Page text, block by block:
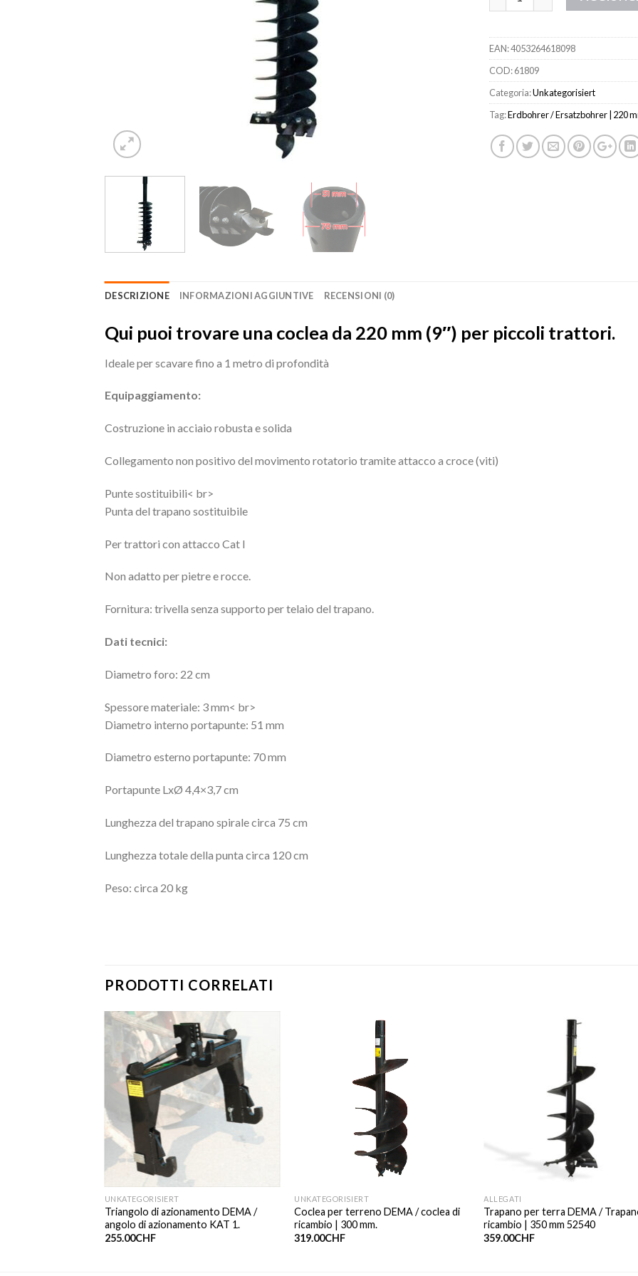
EAN:4053264618098
COD:61809
Categoria:Unkategorisiert
Tag:Erdbohrer / Ersatzbohrer | 220
DESCRIZIONE INFORMAZIONI AGGIUNTIVE RECENSIONI (0)
Qui puoi trovare una coclea da 220 mm (9″) per piccoli trattori.
Ideale per scavare fino a 1 metro di profondità
Equipaggiamento:
Costruzione in acciaio robusta e solida
Collegamento non positivo del movimento rotatorio tramite attacco a croce (viti)
Punte sostituibili< br>
Punta del trapano sostituibile
Per trattori con attacco Cat I
Non adatto per pietre e rocce.
Fornitura: trivella senza supporto per telaio del trapano.
Dati tecnici:
Diametro foro: 22 cm
Spessore materiale: 3 mm< br>
Diametro interno portapunte: 51 mm
Diametro esterno portapunte: 70 mm
Portapunte LxØ 4,4×3,7 cm
Lunghezza del trapano spirale circa 75 cm
Lunghezza totale della punta circa 120 cm
Peso: circa 20 kg
PRODOTTI CORRELATI
UNKATEGORISIERT
Triangolo di azionamento DEMA /
angolo di azionamento KAT 1.
255.00CHF
UNKATEGORISIERT
Coclea per terreno DEMA / coclea di
ricambio | 300 mm.
319.00CHF
ALLEGATI
Trapano per terra DEMA /
ricambio | 350 mm 52540
359.00CHF